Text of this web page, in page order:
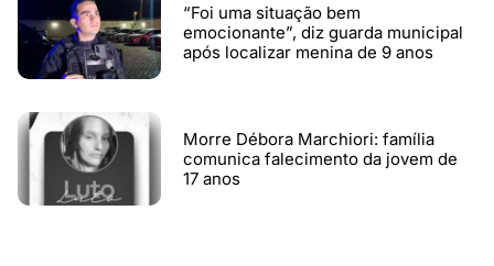
“Foi uma situação bem
emocionante”, diz guarda municipal
após localizar menina de 9 anos
Morre Débora Marchiori: família
comunica falecimento da jovem de
17 anos